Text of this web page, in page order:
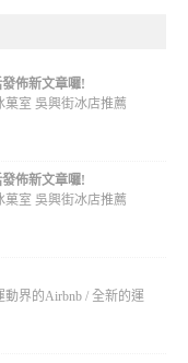
佈新文章囉!
菓室 吳興街冰店推薦
佈新文章囉!
菓室 吳興街冰店推薦
動界的Airbnb / 全新的運